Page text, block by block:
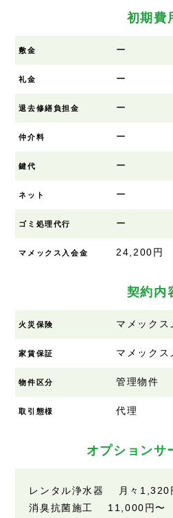
初期費
敷金 ー
礼金 ー
退去修繕負担金 ー
仲介料 ー
鍵代 ー
ネット ー
ゴミ処理代行 ー
マメックス入会金 24,200円
契約内
火災保険 マメックス
家賃保証 マメックス
物件区分 管理物件
取引態様 代理
オプションサ
レンタル浄水器 月々1,320
消臭抗菌施工 11,000円〜